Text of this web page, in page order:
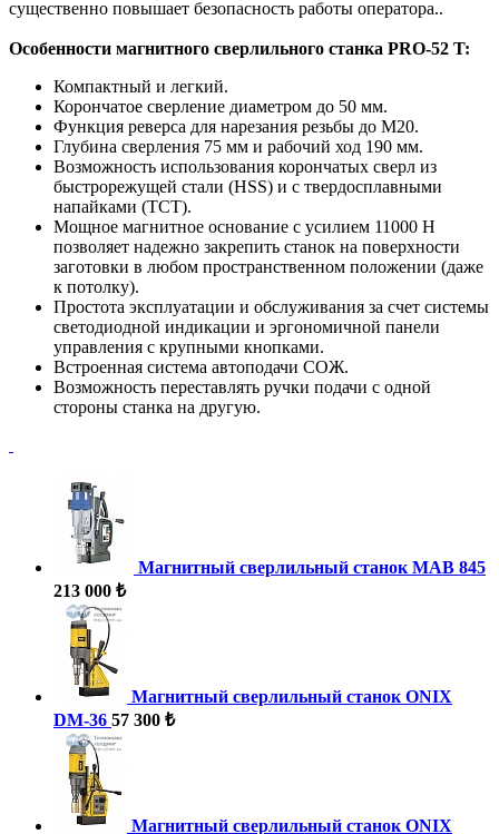
существенно повышает безопасность работы оператора..
Особенности магнитного сверлильного станка PRO-52 T:
Компактный и легкий.
Корончатое сверление диаметром до 50 мм.
Функция реверса для нарезания резьбы до М20.
Глубина сверления 75 мм и рабочий ход 190 мм.
Возможность использования корончатых сверл из
быстрорежущей стали (HSS) и с твердосплавными
напайками (ТСТ).
Мощное магнитное основание с усилием 11000 Н
позволяет надежно закрепить станок на поверхности
заготовки в любом пространственном положении (даже
к потолку).
Простота эксплуатации и обслуживания за счет системы
светодиодной индикации и эргономичной панели
управления с крупными кнопками.
Встроенная система автоподачи СОЖ.
Возможность переставлять ручки подачи с одной
стороны станка на другую.
Магнитный сверлильный станок MAB 845
213 000 ₺
Магнитный сверлильный станок ONIX
DM-36 57 300 ₺
Магнитный сверлильный станок ONIX